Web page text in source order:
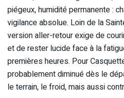
piégeux, humidité permanente :
vigilance absolue. Loin de la
version aller-retour exige de
et de rester lucide face à la
premières heures. Pour
probablement diminué dès le
le terrain, le froid, mais aussi